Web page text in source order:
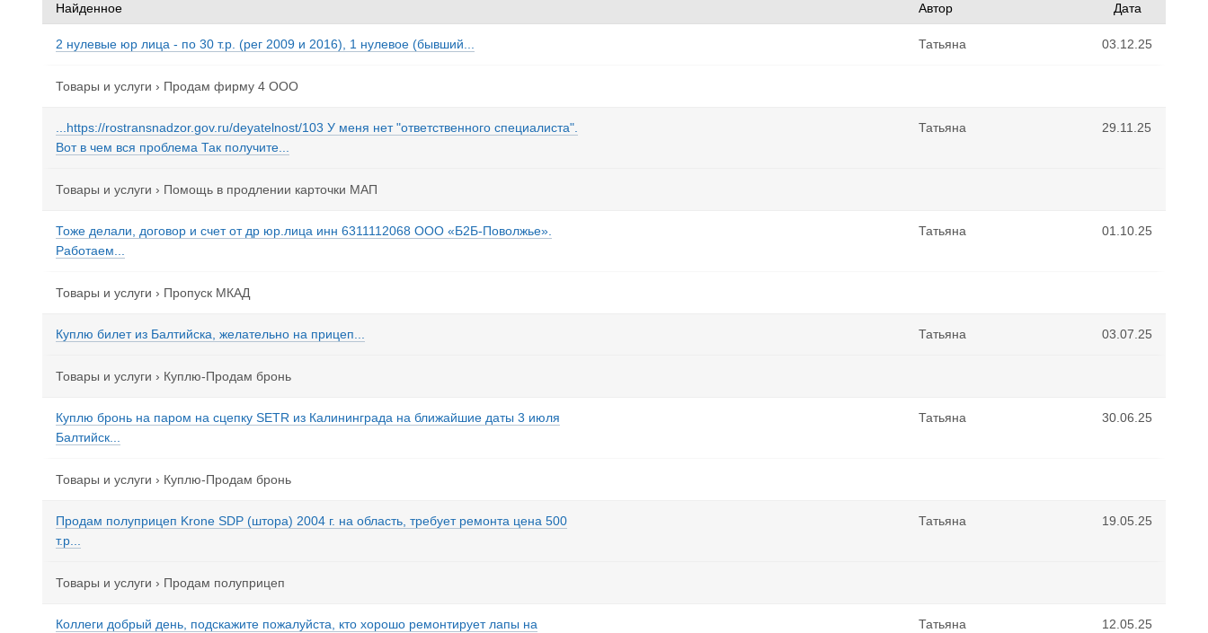
Найденное Автор Дата
2 нулевые юр лица - по 30 т.р. (рег 2009 и 2016), 1 нулевое (бывший... Татьяна 03.12.25
Товары и услуги › Продам фирму 4 ООО
...https://rostransnadzor.gov.ru/deyatelnost/103 У меня нет "ответственного специалиста".
Вот в чем вся проблема Так получите...
Татьяна 29.11.25
Товары и услуги › Помощь в продлении карточки МАП
Тоже делали, договор и счет от др юр.лица инн 6311112068 ООО «Б2Б-Поволжье».
Работаем...
Татьяна 01.10.25
Товары и услуги › Пропуск МКАД
Куплю билет из Балтийска, желательно на прицеп... Татьяна 03.07.25
Товары и услуги › Куплю-Продам бронь
Куплю бронь на паром на сцепку SETR из Калининграда на ближайшие даты 3 июля
Балтийск...
Татьяна 30.06.25
Товары и услуги › Куплю-Продам бронь
Продам полуприцеп Krone SDP (штора) 2004 г. на область, требует ремонта цена 500
т.р...
Татьяна 19.05.25
Товары и услуги › Продам полуприцеп
Коллеги добрый день, подскажите пожалуйста, кто хорошо ремонтирует лапы на
Татьяна 12.05.25